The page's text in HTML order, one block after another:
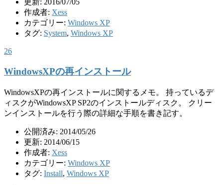
更新: 2016/07/05
作成者: Xess
カテゴリー: Windows XP
タグ: System, Windows XP
26
WindowsXPの再インストール
WindowsXPの再インストールに関するメモ。 持っているデ
ィスクがWindowsXP SP2のインストールディスク。 クリー
ンインストールを行う際の詳細な手順を書き記す。
公開済み: 2014/05/26
更新: 2014/06/15
作成者: Xess
カテゴリー: Windows XP
タグ: Install, Windows XP